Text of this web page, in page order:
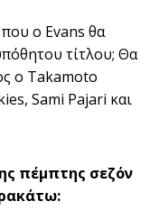
που ο Evans θα
τίτλου; Θα
ο Takamoto
Sami Pajari και
πέμπτης σεζόν